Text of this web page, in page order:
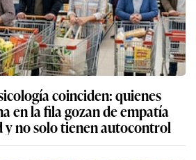
coinciden: quienes
en la fila gozan de empatía
no solo tienen autocontrol